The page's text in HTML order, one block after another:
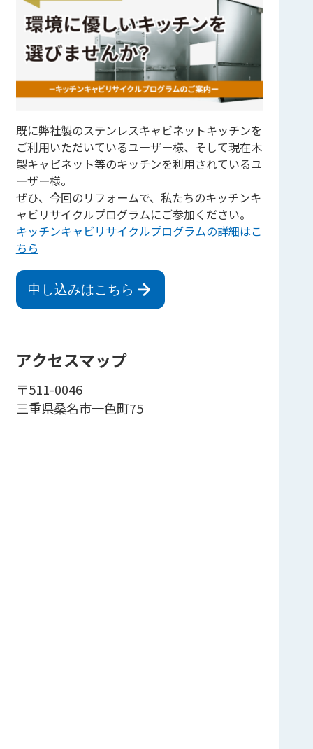
既に弊社製のステンレスキャビネットキッチンを
ご利用いただいているユーザー様、そして現在木
製キャビネット等のキッチンを利用されているユ
ーザー様。
ぜひ、今回のリフォームで、私たちのキッチンキ
ャビリサイクルプログラムにご参加ください。
キッチンキャビリサイクルプログラムの詳細はこ
ちら
申し込みはこちら
アクセスマップ
〒511-0046
三重県桑名市一色町75